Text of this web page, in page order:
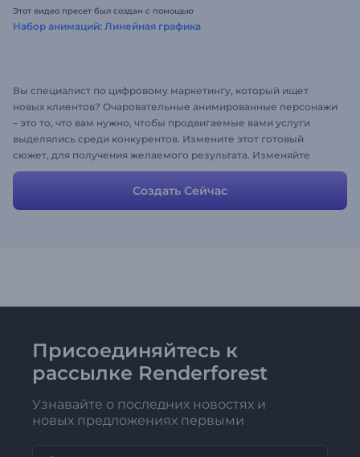
Этот видео пресет был создан с помощью
Набор анимаций: Линейная графика
Вы специалист по цифровому маркетингу, который ищет
новых клиентов? Очаровательные анимированные персонажи
– это то, что вам нужно, чтобы продвигаемые вами услуги
выделялись среди конкурентов. Измените этот готовый
cюжет, для получения желаемого результата. Изменяйте
сцены, стили, цвета, музыку и просто повеселитесь!
Создать Сейчас
Присоединяйтесь к
рассылке Renderforest
Узнавайте о последних новостях и
новых предложениях первыми